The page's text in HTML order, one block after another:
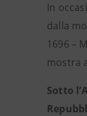
In
dalla
1696 –
mostra
Sotto